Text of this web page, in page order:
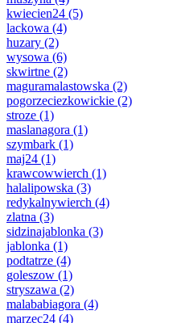
kwiecien24 (5)
lackowa (4)
huzary (2)
wysowa (6)
skwirtne (2)
maguramalastowska (2)
pogorzeciezkowickie (2)
stroze (1)
maslanagora (1)
szymbark (1)
maj24 (1)
krawcowwierch (1)
halalipowska (3)
redykalnywierch (4)
zlatna (3)
sidzinajablonka (3)
jablonka (1)
podtatrze (4)
goleszow (1)
stryszawa (2)
malababiagora (4)
marzec24 (4)